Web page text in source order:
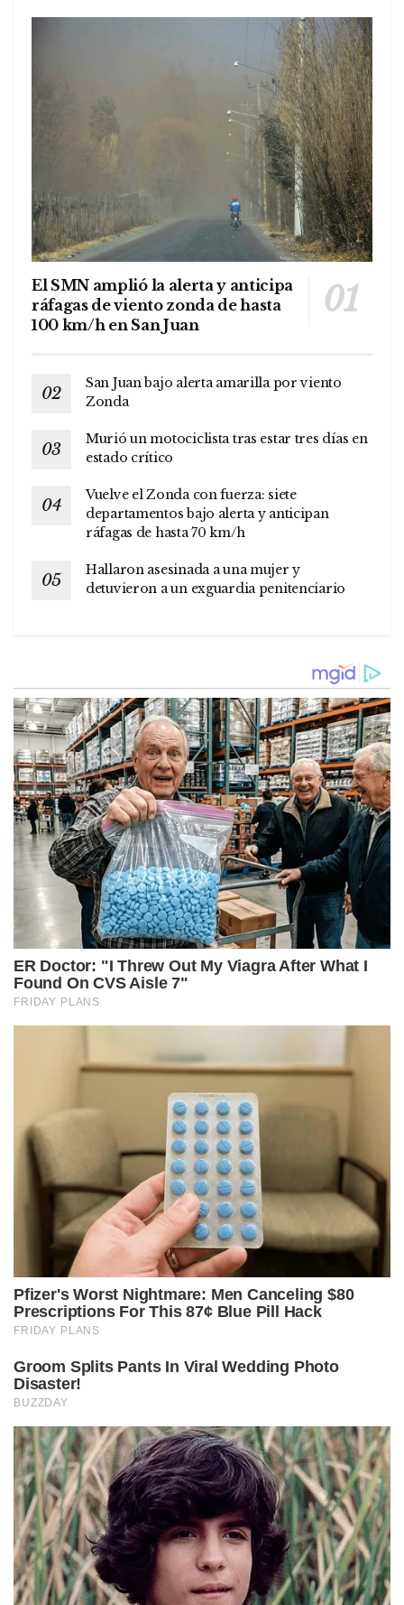
El SMN amplió la alerta y anticipa
ráfagas de viento zonda de hasta
100 km/h en San Juan
San Juan bajo alerta amarilla por viento
Zonda
Murió un motociclista tras estar tres días en
estado crítico
Vuelve el Zonda con fuerza: siete
departamentos bajo alerta y anticipan
ráfagas de hasta 70 km/h
Hallaron asesinada a una mujer y
detuvieron a un exguardia penitenciario